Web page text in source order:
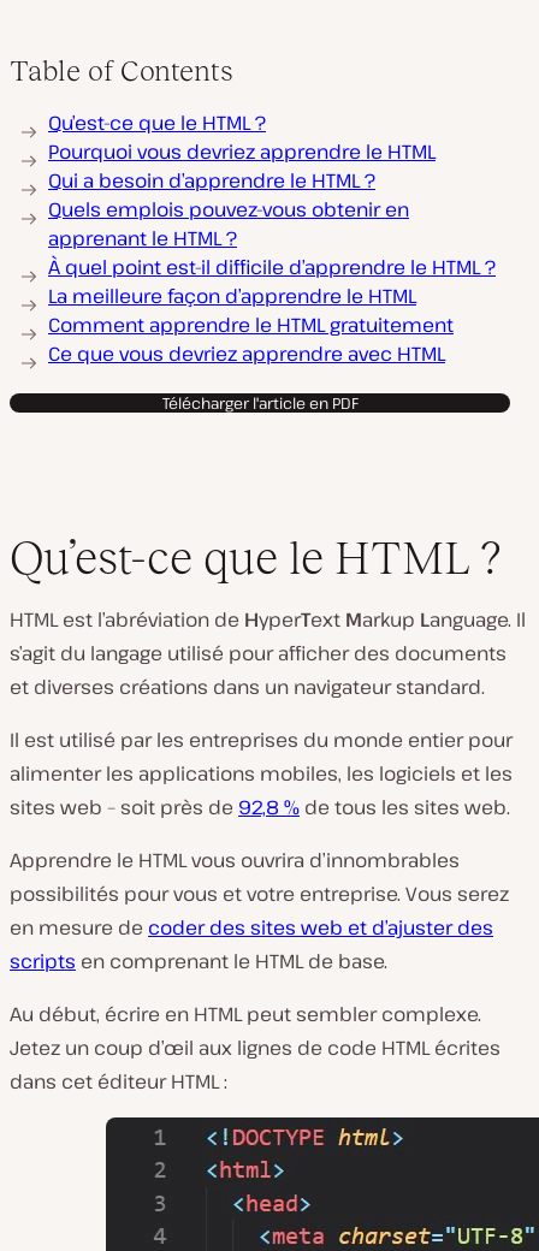
Table of Contents
Qu’est-ce que le HTML ?
Pourquoi vous devriez apprendre le HTML
Qui a besoin d’apprendre le HTML ?
Quels emplois pouvez-vous obtenir en
apprenant le HTML ?
À quel point est-il difficile d’apprendre le HTML ?
La meilleure façon d’apprendre le HTML
Comment apprendre le HTML gratuitement
Ce que vous devriez apprendre avec HTML
Télécharger l'article en PDF
Qu’est-ce que le HTML ?
HTML est l’abréviation de HyperText Markup Language. Il
s’agit du langage utilisé pour afficher des documents
et diverses créations dans un navigateur standard.
Il est utilisé par les entreprises du monde entier pour
alimenter les applications mobiles, les logiciels et les
sites web – soit près de 92,8 % de tous les sites web.
Apprendre le HTML vous ouvrira d’innombrables
possibilités pour vous et votre entreprise. Vous serez
en mesure de coder des sites web et d’ajuster des
scripts en comprenant le HTML de base.
Au début, écrire en HTML peut sembler complexe.
Jetez un coup d’œil aux lignes de code HTML écrites
dans cet éditeur HTML :